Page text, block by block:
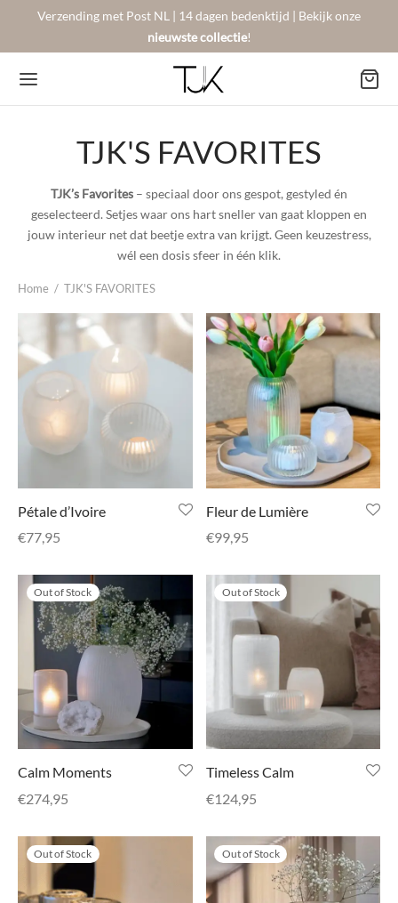
Verzending met Post NL | 14 dagen bedenktijd | Bekijk onze
nieuwste collectie!
TJK'S FAVORITES
TJK’s Favorites – speciaal door ons gespot, gestyled én
geselecteerd. Setjes waar ons hart sneller van gaat kloppen en
jouw interieur net dat beetje extra van krijgt. Geen keuzestress,
wél een dosis sfeer in één klik.
Home / TJK'S FAVORITES
Pétale d’Ivoire
€77,95
Fleur de Lumière
€99,95
Out of Stock
Calm Moments
€274,95
Out of Stock
Timeless Calm
€124,95
Out of Stock Out of Stock
Favorites
Berger
Kussens
& Schalen
Chique
Collection
BERGER
vragen
Voorwaarden
Policy